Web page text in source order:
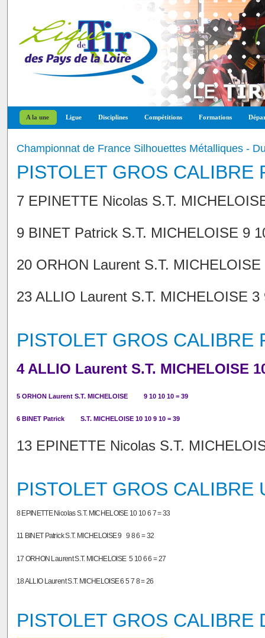
A la une Ligue Disciplines Compétitions Formations
Championnat de France Silhouettes Métalliques -
PISTOLET GROS CALIBRE
7 EPINETTE Nicolas S.T.
9 BINET Patrick S.T. MICHELOISE 9
20 ORHON Laurent S.T.
23 ALLIO Laurent S.T. MICHELOISE 3
PISTOLET GROS CALIBRE
4 ALLIO Laurent S.T. MICHELOISE
5 ORHON Laurent S.T. MICHELOISE 9 10 10 10 = 39
6 BINET Patrick S.T. MICHELOISE 10 10 9 10 = 39
13 EPINETTE Nicolas S.T.
PISTOLET GROS CALIBRE
8 EPINETTE Nicolas S.T. MICHELOISE 10 10 6 7 = 33
11 BINET Patrick S.T. MICHELOISE 9 9 8 6 = 32
17 ORHON Laurent S.T. MICHELOISE 5 10 6 6 = 27
18 ALLIO Laurent S.T. MICHELOISE 6 5 7 8 = 26
PISTOLET GROS CALIBRE